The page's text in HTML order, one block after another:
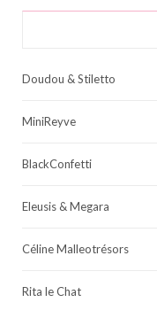
Doudou & Stiletto
MiniReyve
BlackConfetti
Eleusis & Megara
Céline Malleotrésors
Rita le Chat